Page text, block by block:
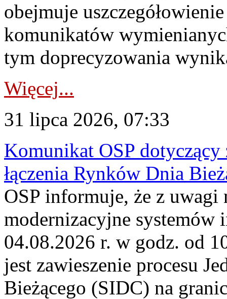
obejmuje
komunikatów
tym doprecyzowania
Więcej...
31 lipca 2026, 07:33
Komunikat OSP dotyczący
łączenia Rynków Dnia
OSP informuje, że z uwagi
modernizacyjne
04.08.2026 r. w godz. od
jest zawieszenie procesu
Bieżącego (SIDC) na